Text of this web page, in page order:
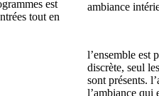
est
tout en
ambiance
l’ensemble est
discrète, seul
sont présents.
l’ambiance qui